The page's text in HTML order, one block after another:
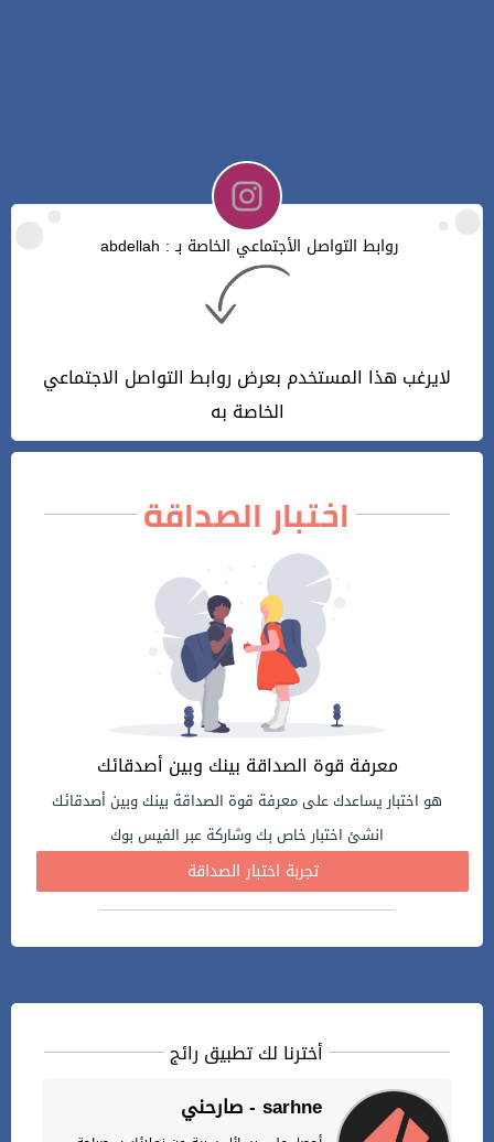
روابط التواصل الأجتماعي الخاصة بـ : abdellah
لايرغب هذا المستخدم بعرض روابط التواصل الاجتماعي
الخاصة به
اختبار الصداقة
معرفة قوة الصداقة بينك وبين أصدقائك
هو اختبار يساعدك على معرفة قوة الصداقة بينك وبين أصدقائك
انشئ اختبار خاص بك وشاركة عبر الفيس بوك
تجربة اختبار الصداقة
أخترنا لك تطبيق رائج
صارحني - sarhne